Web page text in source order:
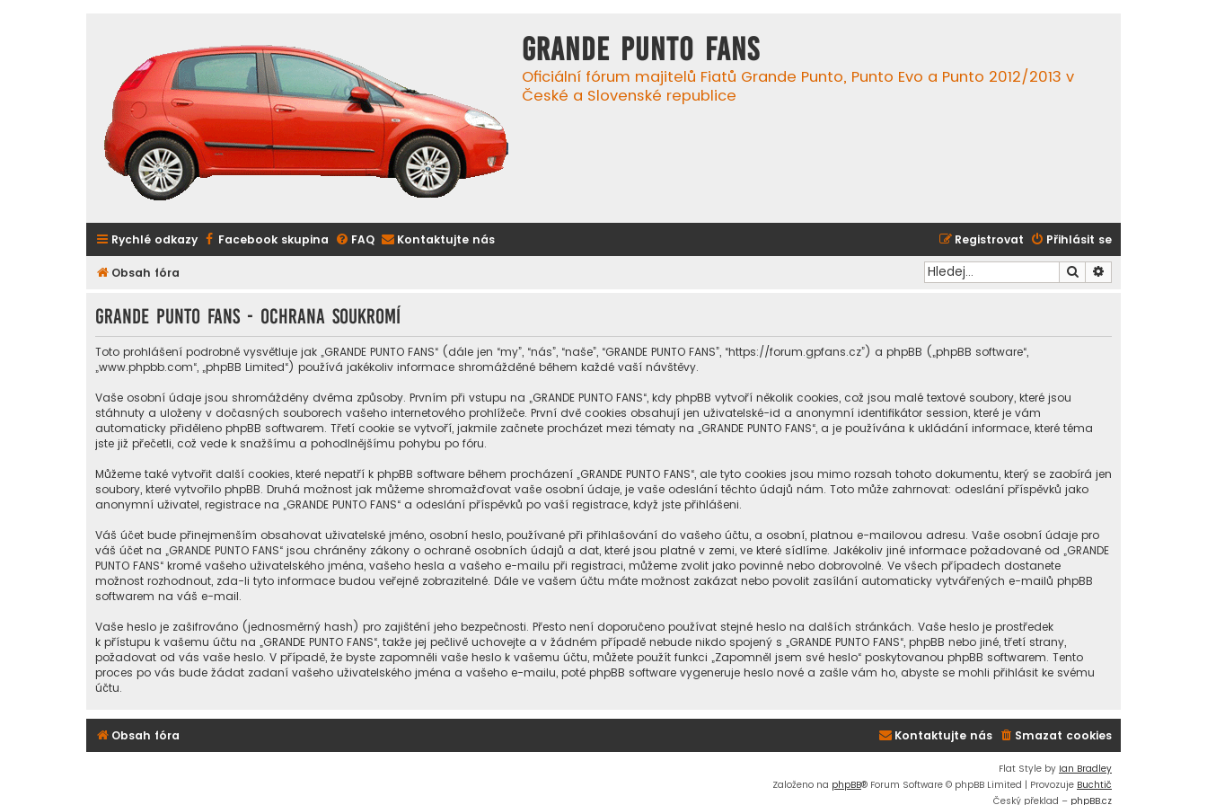
GRANDE PUNTO FANS
Oficiální fórum majitelů Fiatů Grande Punto, Punto Evo a Punto 2012/2013 v
České a Slovenské republice
Rychlé odkazy Facebook skupina FAQ Kontaktujte nás Přihlásit se
Registrovat
Obsah fóra Hledat
GRANDE PUNTO FANS - Ochrana soukromí
Toto prohlášení podrobně vysvětluje jak „GRANDE PUNTO FANS“ (dále jen “my”, “nás”, “naše”, “GRANDE PUNTO FANS”, “https://forum.gpfans.cz”) a phpBB („phpBB software“,
„www.phpbb.com“, „phpBB Limited“) používá jakékoliv informace shromážděné během každé vaší návštěvy.
Vaše osobní údaje jsou shromážděny dvěma způsoby. Prvním při vstupu na „GRANDE PUNTO FANS“, kdy phpBB vytvoří několik cookies, což jsou malé textové soubory, které jsou
stáhnuty a uloženy v dočasných souborech vašeho internetového prohlížeče. První dvě cookies obsahují jen uživatelské-id a anonymní identifikátor session, které je vám
automaticky přiděleno phpBB softwarem. Třetí cookie se vytvoří, jakmile začnete procházet mezi tématy na „GRANDE PUNTO FANS“, a je používána k ukládání informace, které téma
jste již přečetli, což vede k snažšímu a pohodlnějšímu pohybu po fóru.
Můžeme také vytvořit další cookies, které nepatří k phpBB software během procházení „GRANDE PUNTO FANS“, ale tyto cookies jsou mimo rozsah tohoto dokumentu, který se zaobírá jen
soubory, které vytvořilo phpBB. Druhá možnost jak můžeme shromažďovat vaše osobní údaje, je vaše odeslání těchto údajů nám. Toto může zahrnovat: odeslání příspěvků jako
anonymní uživatel, registrace na „GRANDE PUNTO FANS“ a odeslání příspěvků po vaší registrace, když jste přihlášeni.
Váš účet bude přinejmenším obsahovat uživatelské jméno, osobní heslo, používané při přihlašování do vašeho účtu, a osobní, platnou e-mailovou adresu. Vaše osobní údaje pro
váš účet na „GRANDE PUNTO FANS“ jsou chráněny zákony o ochraně osobních údajů a dat, které jsou platné v zemi, ve které sídlíme. Jakékoliv jiné informace požadované od „GRANDE
PUNTO FANS“ kromě vašeho uživatelského jména, vašeho hesla a vašeho e-mailu při registraci, můžeme zvolit jako povinné nebo dobrovolné. Ve všech případech dostanete
možnost rozhodnout, zda-li tyto informace budou veřejně zobrazitelné. Dále ve vašem účtu máte možnost zakázat nebo povolit zasílání automaticky vytvářených e-mailů phpBB
softwarem na váš e-mail.
Vaše heslo je zašifrováno (jednosměrný hash) pro zajištění jeho bezpečnosti. Přesto není doporučeno používat stejné heslo na dalších stránkách. Vaše heslo je prostředek
k přístupu k vašemu účtu na „GRANDE PUNTO FANS“, takže jej pečlivě uchovejte a v žádném případě nebude nikdo spojený s „GRANDE PUNTO FANS“, phpBB nebo jiné, třetí strany,
požadovat od vás vaše heslo. V případě, že byste zapomněli vaše heslo k vašemu účtu, můžete použít funkci „Zapomněl jsem své heslo“ poskytovanou phpBB softwarem. Tento
proces po vás bude žádat zadaní vašeho uživatelského jména a vašeho e-mailu, poté phpBB software vygeneruje heslo nové a zašle vám ho, abyste se mohli přihlásit ke svému
účtu.
Obsah fóra Smazat cookies
Kontaktujte nás
Flat Style by Ian Bradley
Založeno na phpBB® Forum Software © phpBB Limited | Provozuje Buchtič
Český překlad – phpBB.cz